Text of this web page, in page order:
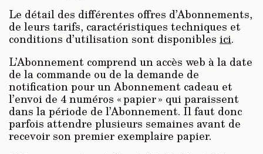
Le détail des différentes offres d’Abonnements,
de leurs tarifs, caractéristiques techniques et
conditions d’utilisation sont disponibles ici.
L’Abonnement comprend un accès web à la date
de la commande ou de la demande de
notification pour un Abonnement cadeau et
l’envoi de 4 numéros « papier » qui paraissent
dans la période de l’Abonnement. Il faut donc
parfois attendre plusieurs semaines avant de
recevoir son premier exemplaire papier.